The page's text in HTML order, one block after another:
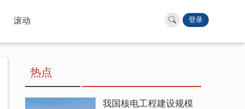
滚动 登录
热点
我国核电工程建设规模